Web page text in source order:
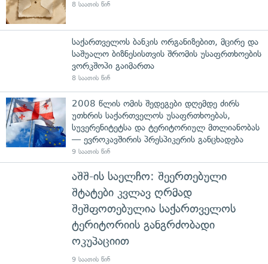
8 საათის წინ
საქართველოს ბანკის ორგანიზებით, მცირე და
საშუალო ბიზნესისთვის შრომის უსაფრთხოების
ვორკშოპი გაიმართა
8 საათის წინ
2008 წლის ომის შედეგები დღემდე ძირს
უთხრის საქართველოს უსაფრთხოებას,
სუვერენიტეტსა და ტერიტორიულ მთლიანობას
— ევროკავშირის პრესპიკერის განცხადება
9 საათის წინ
აშშ-ის საელჩო: შეერთებული
შტატები კვლავ ღრმად
შეშფოთებულია საქართველოს
ტერიტორიის განგრძობადი
ოკუპაციით
9 საათის წინ